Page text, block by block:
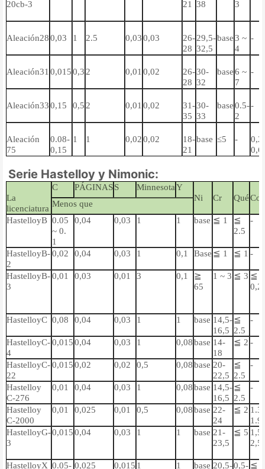
20cb-3
21
38
3
Aleación28 0,03 1 2.5 0,03 0,03
26-
28
29,5-
32,5
base 3 ~
4
-
Aleación31 0,015 0,3 2 0,01 0,02
26-
28
30-
32
base 6 ~
7
-
Aleación33 0,15 0,5 2 0,01 0,02
31-
35
30-
33
base 0.5-
2
-
Aleación
75
0.08-
0,15
1 1 0,02 0,02
18-
21
base ≤5 -
0,6
Serie Hastelloy y Nimonic:
La
licenciatura
C PÁGINASS Minnesota Y
Ni
Cr Qué
Menos que
HastelloyB 0.05
~ 0.
1
0,04 0,03 1 1 base ≦ 1
≦
2.5
-
HastelloyB-
2
0,02 0,04 0,03 1 0,1 Base ≦ 1 ≦ 1 -
HastelloyB-
3
0,01 0,03 0,01 3 0,1
≧
65
1 ~ 3 ≦ 3 ≦
0,2
HastelloyC 0,08 0,04 0,03 1 1 base 14,5-
16,5
≦
2.5
-
HastelloyC-
4
0,015 0,04 0,03 1 0,08 base 14-
18
≦ 2 -
HastelloyC-
22
0,015 0,02 0,02 0,5 0,08 base 20-
22,5
≦
2.5
-
Hastelloy
C-276
0,01 0,04 0,03 1 0,08 base 14,5-
16,5
≦
2.5
-
Hastelloy
C-2000
0,01 0,025 0,01 0,5 0,08 base 22-
24
≦ 2 1.3-
1.9
HastelloyG-
3
0,015 0,04 0,03 1 1 base 21-
23,5
≦ 5 1,5-
2,5
HastelloyX 0.05- 0,025 0,015 1 1 base 20,5-0,5- ≦